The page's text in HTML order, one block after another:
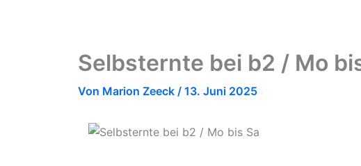
Selbsternte bei b2 / Mo
Von Marion Zeeck / 13. Juni 2025